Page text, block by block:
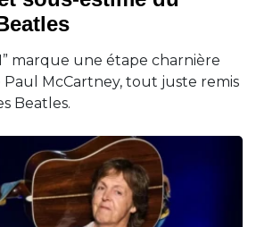
marque une étape charnière
Paul McCartney, tout juste remis
Beatles.